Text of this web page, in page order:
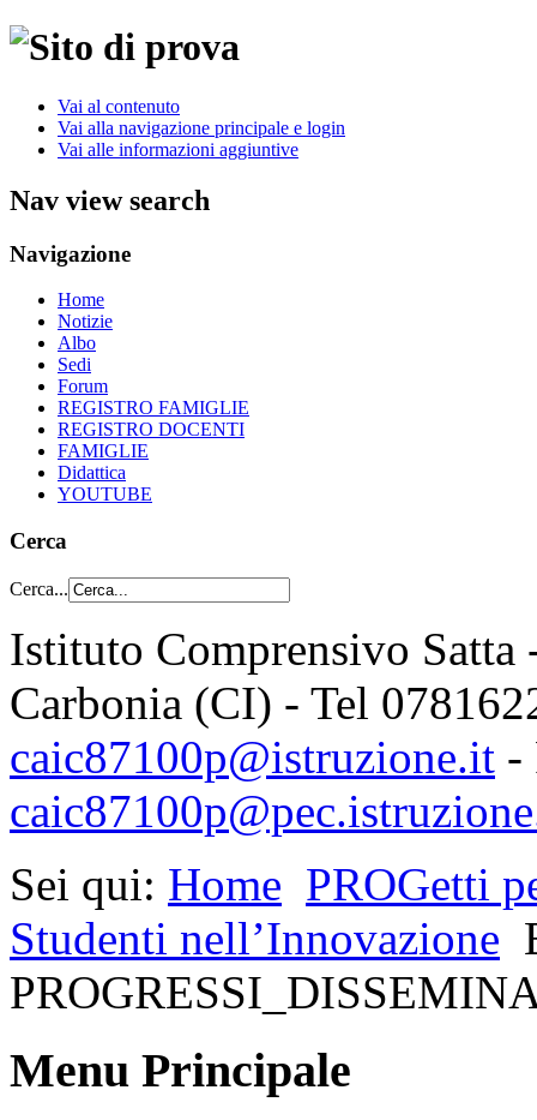
Vai al contenuto
Vai alla navigazione principale e login
Vai alle informazioni aggiuntive
Nav view search
Navigazione
Home
Notizie
Albo
Sedi
Forum
REGISTRO FAMIGLIE
REGISTRO DOCENTI
FAMIGLIE
Didattica
YOUTUBE
Cerca
Cerca...
Istituto Comprensivo
Carbonia (CI) - Tel
caic87100p@istruzione.it -
Sei qui: Home PROGetti
Studenti nell’Innovazione
Menu Principale